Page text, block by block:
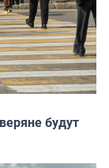
будут